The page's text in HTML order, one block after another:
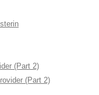
(Part 2)
(Part 2)